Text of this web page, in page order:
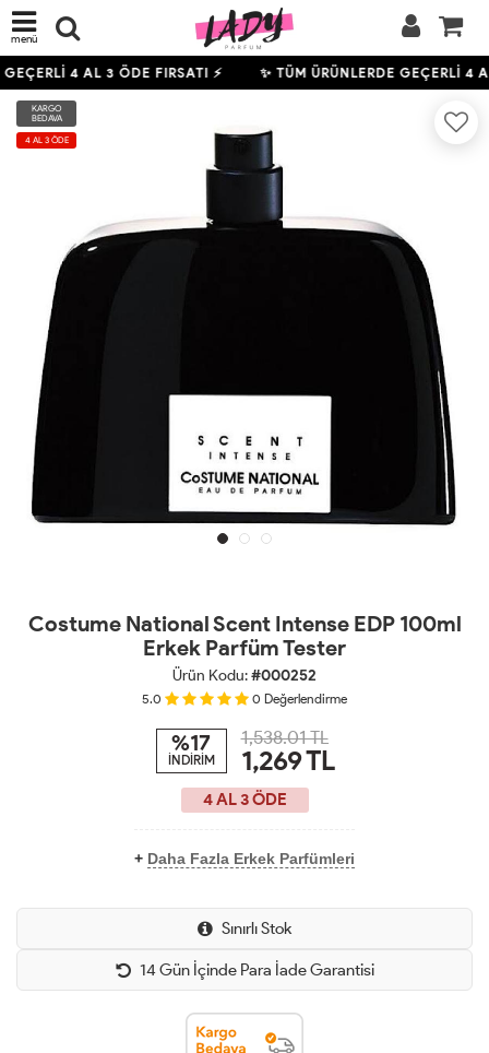
menü
4AL 3 ÖDE FIRSATI ⚡ ✨ TÜM ÜRÜNLERDE GEÇERLİ4
KARGO
BEDAVA
4 AL 3 ÖDE
Costume National Scent Intense EDP 100ml
Erkek Parfüm Tester
Ürün Kodu:#000252
5.0 0 Değerlendirme
%17
İNDİRİM
1,538.01 TL
1,269TL
4 AL 3 ÖDE
+ Daha Fazla Erkek Parfümleri
Sınırlı Stok
14 Gün İçinde Para İade Garantisi